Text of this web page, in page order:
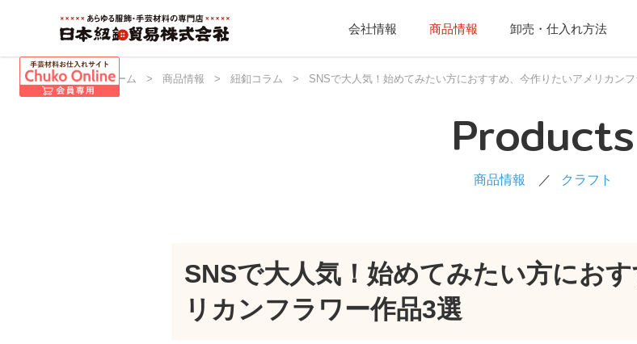
会社情報 商品情報 卸売・仕入れ方法
日本紐釦 ホーム > 商品情報 > 紐釦コラム > SNSで大人気！始めてみたい方におすすめ、今作りたいアメリカン
Products
商品情報 クラフト
SNSで大人気！始めてみたい方にお
リカンフラワー作品3選